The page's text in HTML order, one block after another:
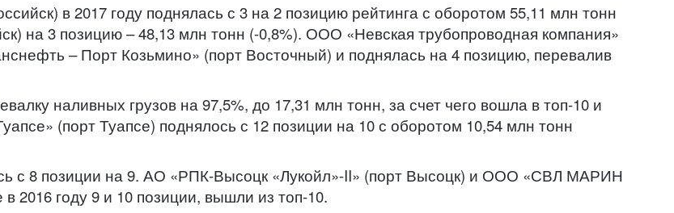
в 2017 году поднялась с 3 на 2 позицию рейтинга с оборотом 55,11 млн тонн
на 3 позицию – 48,13 млн тонн (-0,8%). ООО «Невская трубопроводная компания»
– Порт Козьмино» (порт Восточный) и поднялась на 4 позицию, перевалив
наливных грузов на 97,5%, до 17,31 млн тонн, за счет чего вошла в топ-10 и
(порт Туапсе) поднялось с 12 позиции на 10 с оборотом 10,54 млн тонн
с 8 позиции на 9. АО «РПК-Высоцк «Лукойл»-II» (порт Высоцк) и ООО «СВЛ МАРИН
году 9 и 10 позиции, вышли из топ-10.